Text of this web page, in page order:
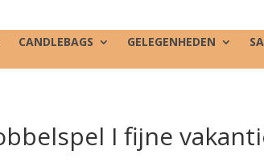
CANDLEBAGS GELEGENHEDEN
I fijne